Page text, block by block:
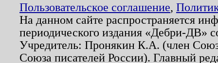
Пользовательское соглашение,
На данном сайте распространяется
периодического издания «Дебри-ДВ»
Учредитель: Пронякин К.А. (член
Союза писателей России). Главный